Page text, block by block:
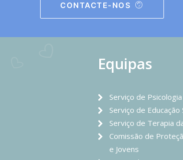
CONTACTE-NOS
Equipas
Serviço de
Serviço de Educação
Serviço de Terapia
Comissão de
e Jovens